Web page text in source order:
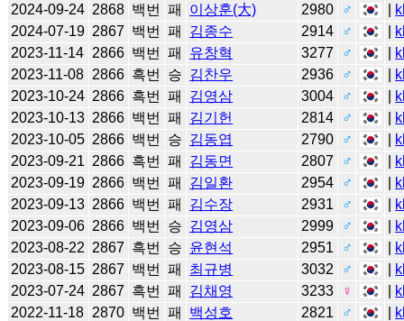
2024-09-24 2868 백번 패 이상훈(大) 2980 ♂
2024-07-19 2867 백번 패 김종수 2914 ♂
2023-11-14 2866 백번 패 유창혁 3277 ♂
2023-11-08 2866 흑번 승 김찬우 2936 ♂
2023-10-24 2866 흑번 패 김영삼 3004 ♂
2023-10-13 2866 백번 패 김기헌 2814 ♂
2023-10-05 2866 백번 승 김동엽 2790 ♂
2023-09-21 2866 흑번 패 김동면 2807 ♂
2023-09-19 2866 백번 패 김일환 2954 ♂
2023-09-13 2866 백번 패 김수장 2931 ♂
2023-09-06 2866 백번 승 김영삼 2999 ♂
2023-08-22 2867 흑번 승 윤현석 2951 ♂
2023-08-15 2867 백번 패 최규병 3032 ♂
2023-07-24 2867 흑번 패 김채영 3233 ♀
2022-11-18 2870 백번 패 백성호 2821 ♂